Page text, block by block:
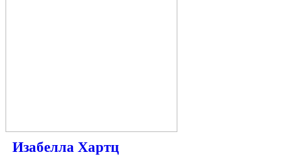
Изабелла Хартц